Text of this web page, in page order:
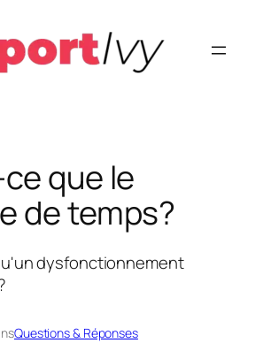
que le
de temps?
Questions & Réponses